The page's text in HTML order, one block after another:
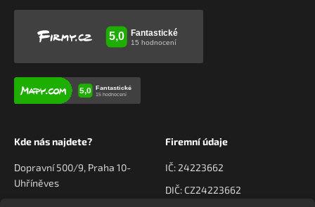
Kde nás najdete?
Dopravní 500/9, Praha 10-
Uhříněves
Firemní údaje
IČ: 24223662
DIČ: CZ24223662